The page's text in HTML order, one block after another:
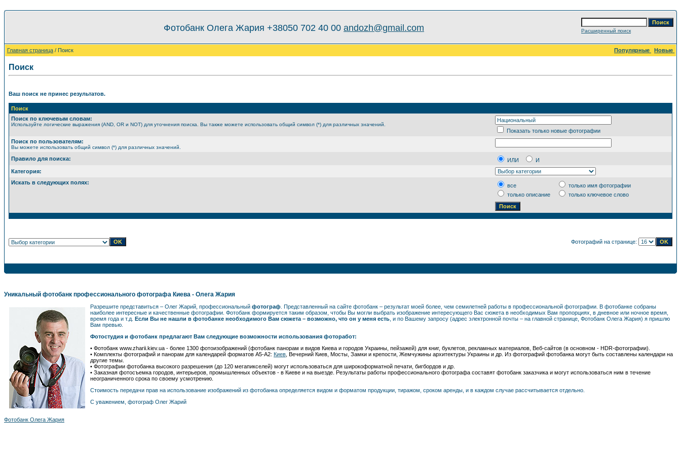
Фотобанк Олега Жария +38050 702 40 00 andozh@gmail.com Расширенный поиск
Главная страница / Поиск Популярные Новые
Поиск
Ваш поиск не принес результатов.
Поиск
Поиск по ключевым словам:
Используйте логические выражения (AND, OR и NOT) для уточнения поиска. Вы также можете использовать общий символ (*) для различных значений.
Показать только новые фотографии
Поиск по пользователям:
Вы можете использовать общий символ (*) для различных значений.
Правило для поиска: ИЛИ
И
Категория:
Искать в следующих полях:
все
только имя фотографии
только описание
только ключевое слово
Фотографий на странице:
Уникальный фотобанк профессионального фотографа Киева - Олега Жария
Разрешите представиться – Олег Жарий, профессиональный фотограф . Представленный на сайте фотобанк – результат моей более, чем семилетней работы в профессиональной фотографии. В фотобанке собраны
наиболее интересные и качественные фотографии. Фотобанк формируется таким образом, чтобы Вы могли выбрать изображение интересующего Вас сюжета в необходимых Вам пропорциях, в дневное или ночное время,
время года и т.д. Если Вы не нашли в фотобанке необходимого Вам сюжета – возможно, что он у меня есть , и по Вашему запросу (адрес электронной почты – на главной странице, Фотобанк Олега Жария) я пришлю
Вам превью.
Фотостудия и фотобанк предлагают Вам следующие возможности использования фоторабот:
• Фотобанк www.zharii.kiev.ua - более 1300 фотоизображений (фотобанк панорам и видов Киева и городов Украины, пейзажей) для книг, буклетов, рекламных материалов, Веб-сайтов (в основном - HDR-фотографии).
• Комплекты фотографий и панорам для календарей форматов А5-А2: Киев , Вечерний Киев, Мосты, Замки и крепости, Жемчужины архитектуры Украины и др. Из фотографий фотобанка могут быть составлены календари на
другие темы.
• Фотографии фотобанка высокого разрешения (до 120 мегапикселей) могут использоваться для широкоформатной печати, бигбордов и др.
• Заказная фотосъемка городов, интерьеров, промышленных объектов - в Киеве и на выезде. Результаты работы профессионального фотографа составят фотобанк заказчика и могут использоваться ним в течение
неограниченного срока по своему усмотрению.
Стоимость передачи прав на использование изображений из фотобанка определяется видом и форматом продукции, тиражом, сроком аренды, и в каждом случае рассчитывается отдельно.
С уважением, фотограф Олег Жарий
Фотобанк Олега Жария